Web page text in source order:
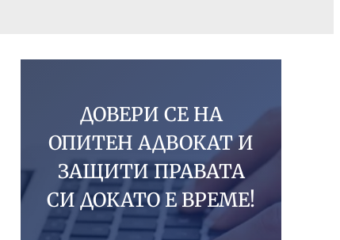
ДОВЕРИ СЕ НА
ОПИТЕН АДВОКАТ И
ЗАЩИТИ ПРАВАТА
СИ ДОКАТО Е ВРЕМЕ!